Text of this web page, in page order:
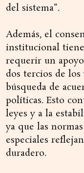
del sistema”.
Además, el
institucional
requerir un
dos tercios de
búsqueda de
políticas. Esto
leyes y a la
ya que las
especiales
duradero.